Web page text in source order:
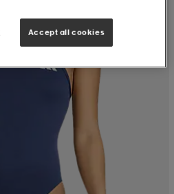
Accept all cookies